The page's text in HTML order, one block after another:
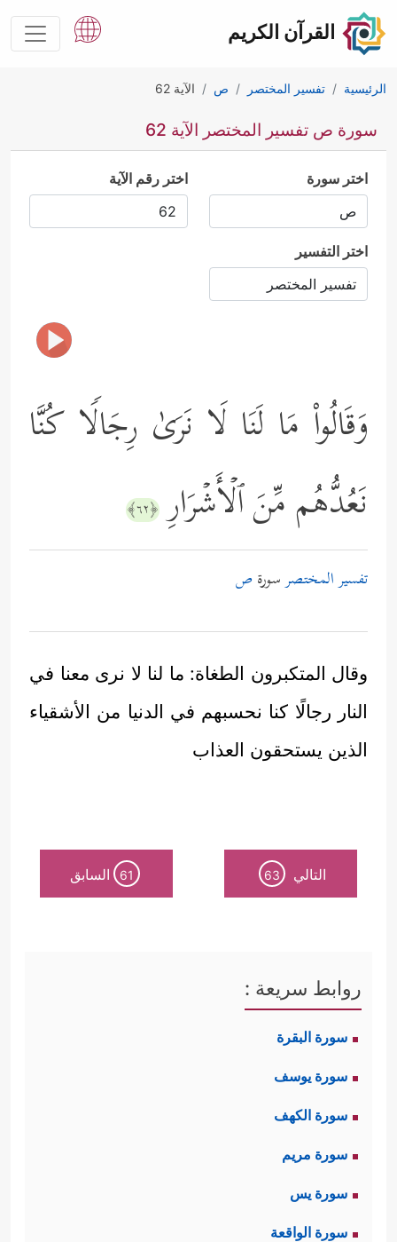
القرآن الكريم
الرئيسية تفسير المختصر ص الآية 62
سورة ص تفسير المختصر الآية 62
اختر سورة اختر رقم الآية
اختر التفسير
وَقَالُواْ مَا لَنَا لَا نَرَىٰ رِجَالࣰا كُنَّا
نَعُدُّهُم مِّنَ ٱلۡأَشۡرَارِ ﴿٦٢﴾
تفسير المختصرسورة ص
وقال المتكبرون الطغاة: ما لنا لا نرى معنا في
النار رجالًا كنا نحسبهم في الدنيا من الأشقياء
الذين يستحقون العذاب
التالي 63
61 السابق
روابط سريعة :
سورة البقرة
سورة يوسف
سورة الكهف
سورة مريم
سورة يس
سورة الواقعة